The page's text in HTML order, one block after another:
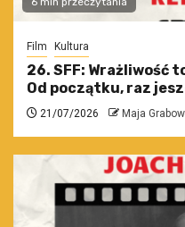
Film Kultura
26. SFF: Wrażliwość
Od początku, raz
21/07/2026 Maja